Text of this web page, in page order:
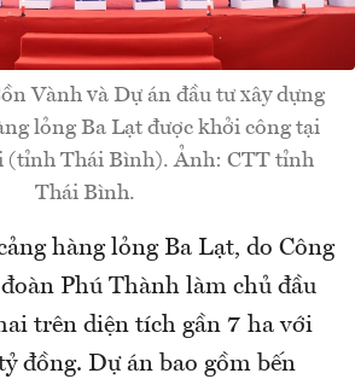
Vành và Dự án đầu tư xây dựng
lỏng Ba Lạt được khởi công tại
(tỉnh Thái Bình). Ảnh: CTT tỉnh
Thái Bình.
hàng lỏng Ba Lạt, do Công
Phú Thành làm chủ đầu
trên diện tích gần 7 ha với
đồng. Dự án bao gồm bến